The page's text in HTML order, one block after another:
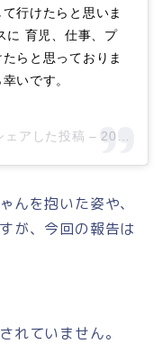
行けたらと思いま
に 育児、仕事、プ
らと思っておりま
いです。
アした投稿 – 2019年 7月月24日午後10時07分PDT
んを抱いた姿や、
が、今回の報告は
れていません。